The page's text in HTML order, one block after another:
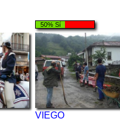
50% Sí
VIEGO